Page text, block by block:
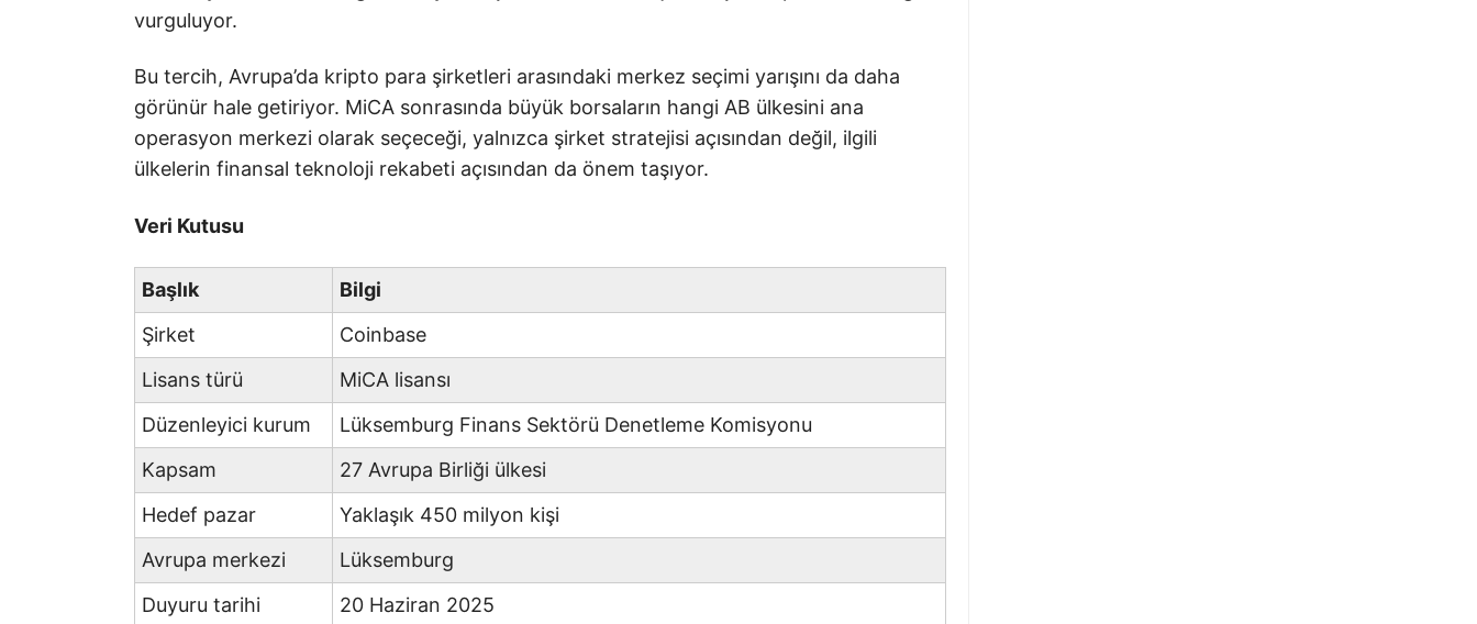
vurguluyor.
Bu tercih, Avrupa’da kripto para şirketleri arasındaki merkez seçimi yarışını da daha
görünür hale getiriyor. MiCA sonrasında büyük borsaların hangi AB ülkesini ana
operasyon merkezi olarak seçeceği, yalnızca şirket stratejisi açısından değil, ilgili
ülkelerin finansal teknoloji rekabeti açısından da önem taşıyor.
Veri Kutusu
Başlık
Bilgi
Şirket
Coinbase
Lisans türü
MiCA lisansı
Düzenleyici kurum
Lüksemburg Finans Sektörü Denetleme Komisyonu
Kapsam
27 Avrupa Birliği ülkesi
Hedef pazar
Yaklaşık 450 milyon kişi
Avrupa merkezi
Lüksemburg
Duyuru tarihi
20 Haziran 2025